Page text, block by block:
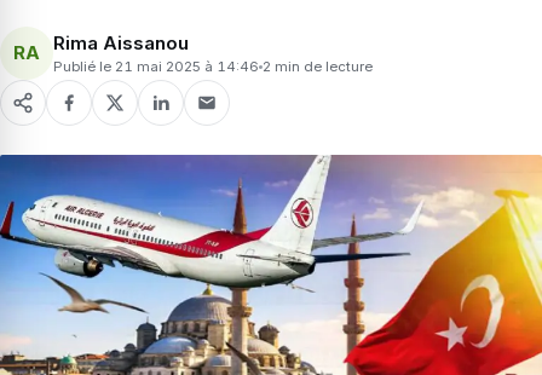
RA Rima Aissanou
Publié le 21 mai 2025 à 14:46 2 min de lecture